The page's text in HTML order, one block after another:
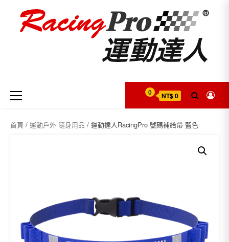
content
Primary
Menu
0 NT$ 0
首頁 / 運動戶外 隨身用品 / 運動達人RacingPro 號碼補給帶 藍色